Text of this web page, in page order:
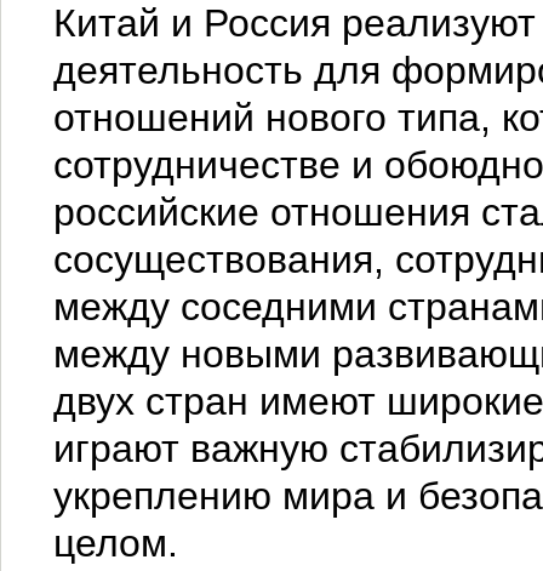
Китай и Россия
деятельность для
отношений нового типа,
сотрудничестве и
российские отношения
сосуществования,
между соседними
между новыми
двух стран имеют
играют важную
укреплению мира и
целом.